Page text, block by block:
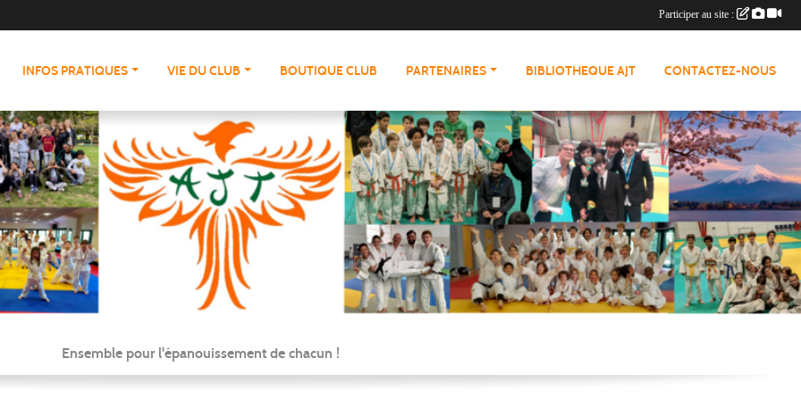
INFOS PRATIQUES VIE DU CLUB BOUTIQUE CLUB PARTENAIRES BIBLIOTHEQUE AJT CONTACTEZ-NOUS
Ensemble pour l'épanouissement de chacun !
Participer au site :